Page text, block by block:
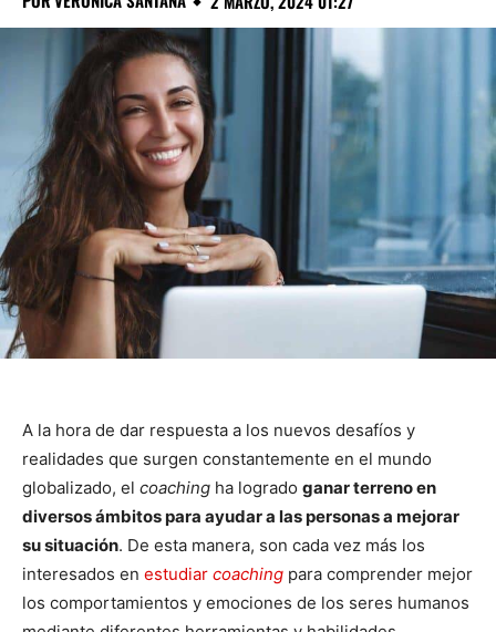
A la hora de dar respuesta a los nuevos desafíos y
realidades que surgen constantemente en el mundo
globalizado, el coaching ha logrado ganar terreno en
diversos ámbitos para ayudar a las personas a mejorar
su situación. De esta manera, son cada vez más los
interesados en estudiar coaching para comprender mejor
los comportamientos y emociones de los seres humanos